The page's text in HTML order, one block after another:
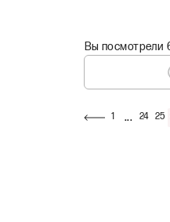
Вы посмотрели
1 ... 24 25